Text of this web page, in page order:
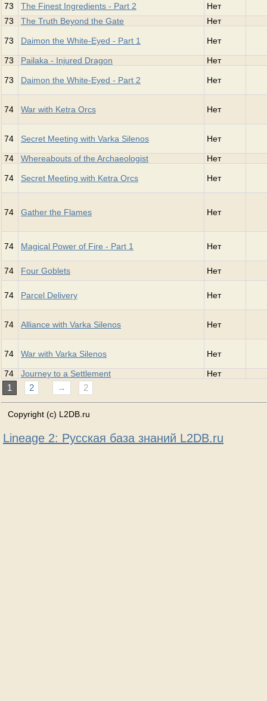
73
The Finest Ingredients - Part 2
Нет
73
The Truth Beyond the Gate Нет
73 Daimon the White-Eyed - Part 1 Нет
73 Pailaka - Injured Dragon Нет
73 Daimon the White-Eyed - Part 2 Нет
74 War with Ketra Orcs Нет
74 Secret Meeting with Varka Silenos Нет
74 Whereabouts of the Archaeologist Нет
74 Secret Meeting with Ketra Orcs Нет
74 Gather the Flames Нет
74 Magical Power of Fire - Part 1 Нет
74 Four Goblets Нет
74 Parcel Delivery Нет
74 Alliance with Varka Silenos Нет
74 War with Varka Silenos Нет
74 Journey to a Settlement Нет
1 2 → 2
Copyright (c) L2DB.ru
Lineage 2: Русская база знаний L2DB.ru